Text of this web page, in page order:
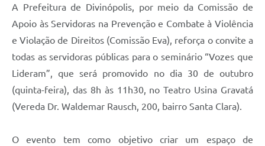
A Prefeitura de Divinópolis, por meio da Comissão de
Apoio às Servidoras na Prevenção e Combate à Violência
e Violação de Direitos (Comissão Eva), reforça o convite a
todas as servidoras públicas para o seminário “Vozes que
Lideram”, que será promovido no dia 30 de outubro
(quinta-feira), das 8h às 11h30, no Teatro Usina Gravatá
(Vereda Dr. Waldemar Rausch, 200, bairro Santa Clara).
O evento tem como objetivo criar um espaço de